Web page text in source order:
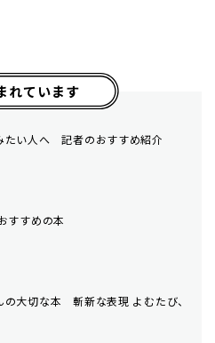
れています
たい人へ 記者のおすすめ紹介
すすめの本
の大切な本 斬新な表現 よむたび、